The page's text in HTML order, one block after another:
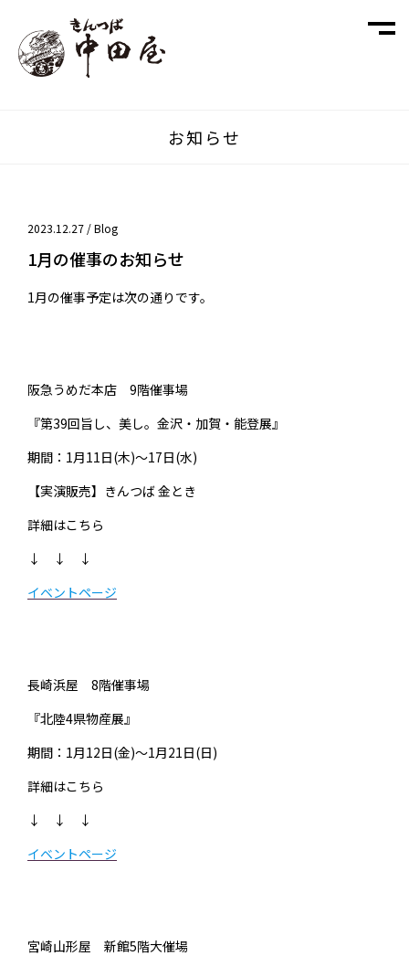
お知らせ
2023.12.27 /Blog
1月の催事のお知らせ
1月の催事予定は次の通りです。
阪急うめだ本店 9階催事場
『第39回旨し、美し。金沢・加賀・能登展』
期間：1月11日(木)～17日(水)
【実演販売】きんつば 金とき
詳細はこちら
↓ ↓ ↓
イベントページ
長崎浜屋 8階催事場
『北陸4県物産展』
期間：1月12日(金)～1月21日(日)
詳細はこちら
↓ ↓ ↓
イベントページ
宮崎山形屋 新館5階大催場